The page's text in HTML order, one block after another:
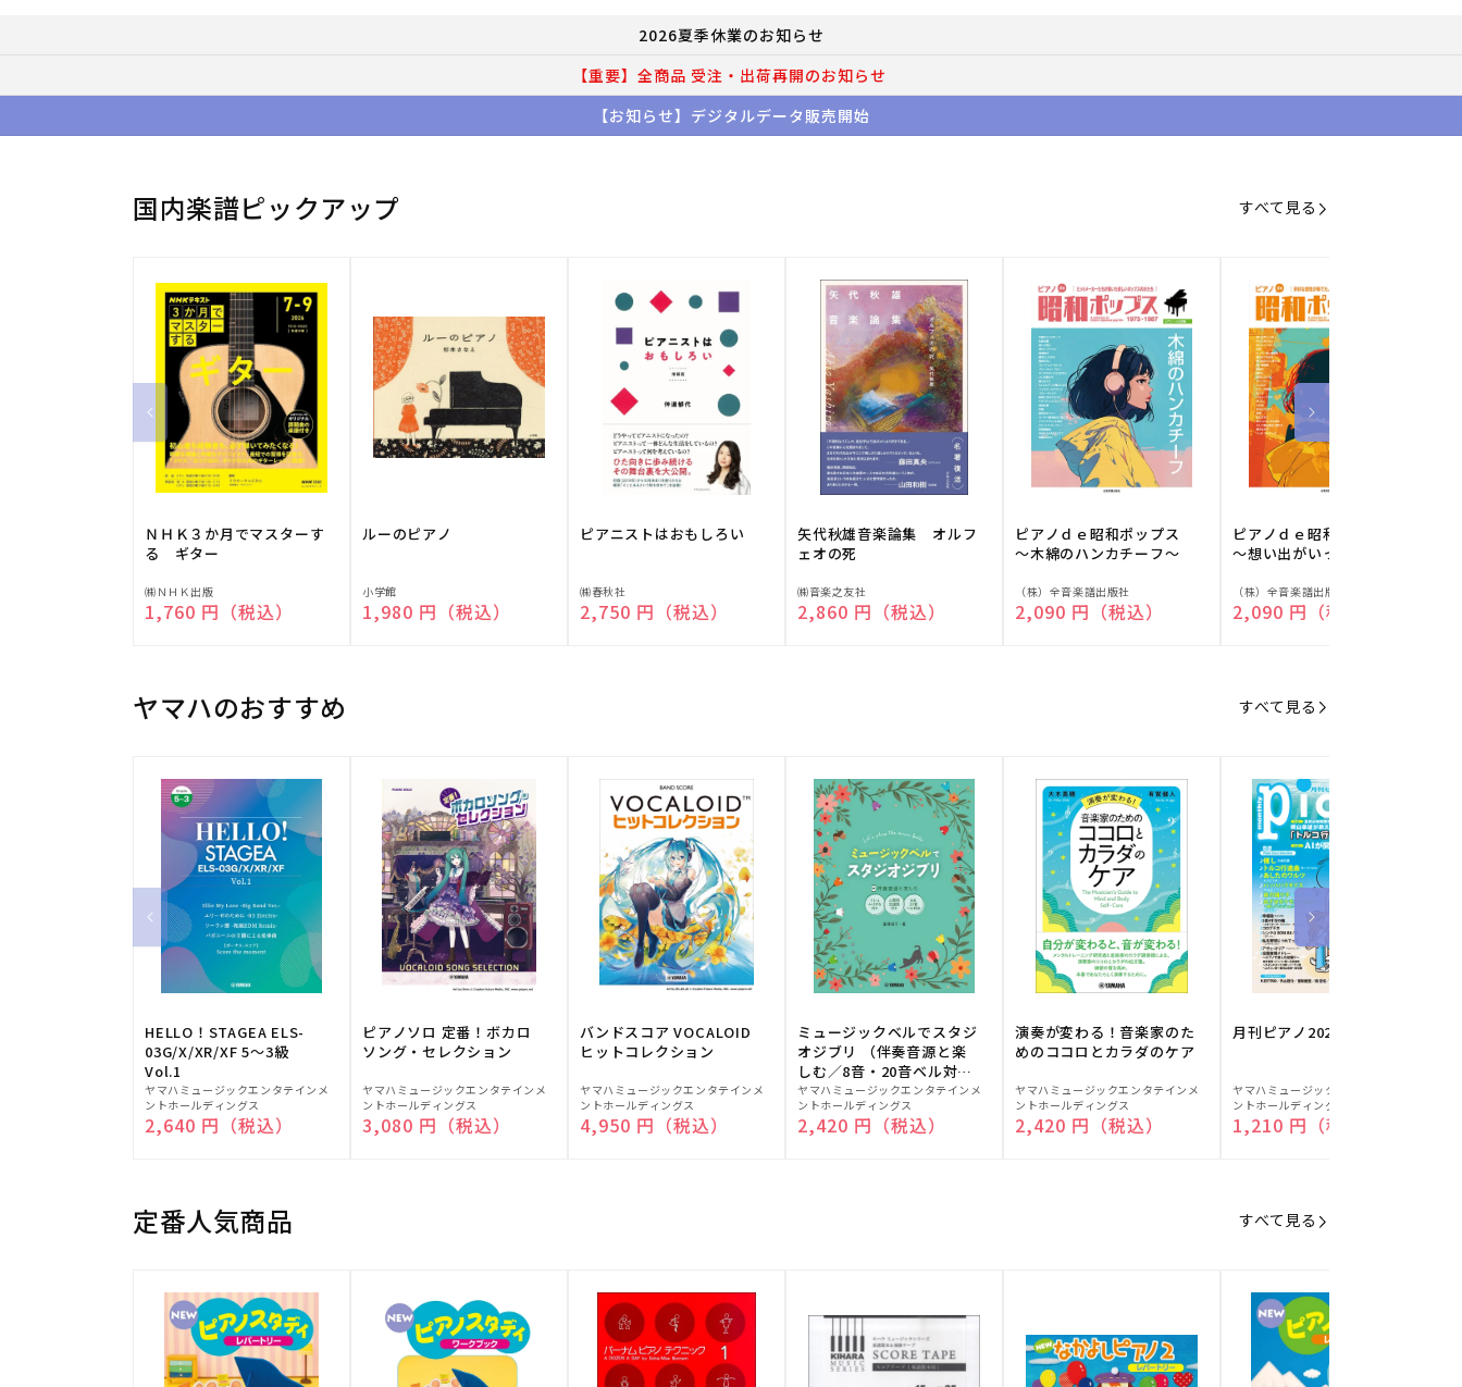
2026夏季休業のお知らせ
【重要】全商品 受注・出荷再開のお知らせ
【お知らせ】デジタルデータ販売開始
国内楽譜ピックアップ すべて見る
ＮＨＫ３か月でマスターす
る ギター
販
売
㈱ＮＨＫ出版
通常価格
1,760 円（税込）
ルーのピアノ
販
売
小学館
通常価格
1,980 円（税込）
ピアニストはおもしろい
販
売
㈱春秋社
通常価格
2,750 円（税込）
矢代秋雄音楽論集 オルフ
ェオの死
販
売
㈱音楽之友社
通常価格
2,860 円（税込）
ピアノｄｅ昭和ポップス
～木綿のハンカチーフ～
販
売
（株）全音楽譜出版社
通常価格
2,090 円（税込）
ピアノｄｅ昭和ポップス
～想い出がいっぱい～
販
売
（株）全音楽譜出版社
通常価格
2,090 円（税込）
ヤマハのおすすめ すべて見る
HELLO！STAGEA ELS-
03G/X/XR/XF 5～3級
Vol.1
販
売
元:
ヤマハミュージックエンタテインメ
ントホールディングス
通常価格
2,640 円（税込）
ピアノソロ 定番！ボカロ
ソング・セレクション
販
売
元:
ヤマハミュージックエンタテインメ
ントホールディングス
通常価格
3,080 円（税込）
バンドスコア VOCALOID
ヒットコレクション
販
売
元:
ヤマハミュージックエンタテインメ
ントホールディングス
通常価格
4,950 円（税込）
ミュージックベルでスタジ
オジブリ （伴奏音源と楽
しむ／8音・20音ベル対応
／ドレミふりがな付）
販
売
元:
ヤマハミュージックエンタテインメ
ントホールディングス
通常価格
2,420 円（税込）
演奏が変わる！音楽家のた
めのココロとカラダのケア
販
売
元:
ヤマハミュージックエンタテインメ
ントホールディングス
通常価格
2,420 円（税込）
月刊ピアノ2026年8月号
販
売
元:
ヤマハミュージックエンタテインメ
ントホールディングス
通常価格
1,210 円（税込）
定番人気商品 すべて見る